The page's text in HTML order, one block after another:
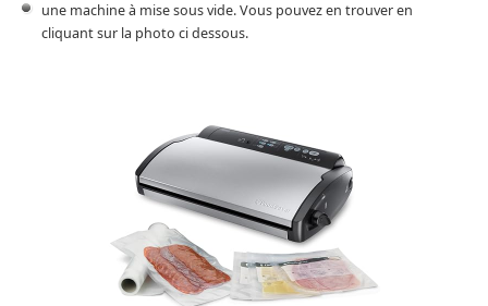
une machine à mise sous vide. Vous pouvez en trouver en
cliquant sur la photo ci dessous.